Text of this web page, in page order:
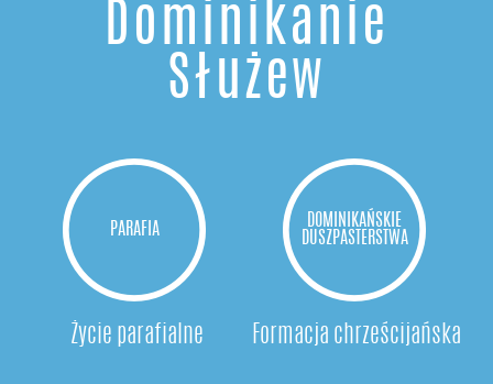
Dominikanie
Służew
PARAFIA
Życie parafialne
DOMINIKAŃSKIE
DUSZPASTERSTWA
Formacja chrześcijańska